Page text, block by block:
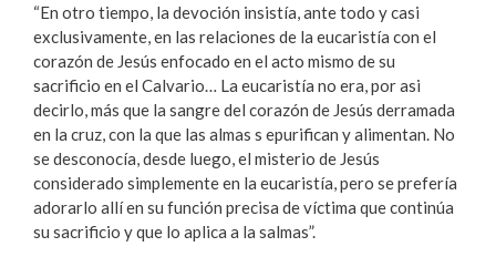
“En otro tiempo, la devoción insistía, ante todo y casi
exclusivamente, en las relaciones de la eucaristía con el
corazón de Jesús enfocado en el acto mismo de su
sacrificio en el Calvario… La eucaristía no era, por asi
decirlo, más que la sangre del corazón de Jesús derramada
en la cruz, con la que las almas s epurifican y alimentan. No
se desconocía, desde luego, el misterio de Jesús
considerado simplemente en la eucaristía, pero se prefería
adorarlo allí en su función precisa de víctima que continúa
su sacrificio y que lo aplica a la salmas”.